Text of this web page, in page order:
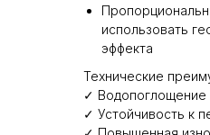
использовать
эффекта
Технические
✓ Водопоглощение
✓ Устойчивость к